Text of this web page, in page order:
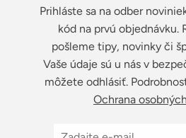
Prihláste sa na odber
kód na prvú objednávku.
pošleme tipy, novinky či
Vaše údaje sú u nás v
môžete odhlásiť.
Ochrana